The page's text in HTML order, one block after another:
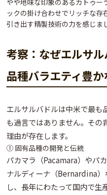
やや地味な印象のあるカトゥー
ックの掛け合わせでリッチな存
引き出す精製技術の力を感じま
考察：なぜエルサ
品種バラエティ豊か
エルサルバドルは中米で最も
も過言ではありません。その
理由が存在します。
① 固有品種の開発と伝統
パカマラ（Pacamara）やパ
ナルディーナ（Bernardina）
し、長年にわたって国内で生